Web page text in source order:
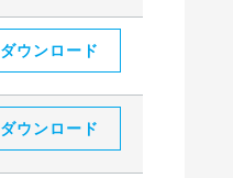
ダウンロード
ダウンロード